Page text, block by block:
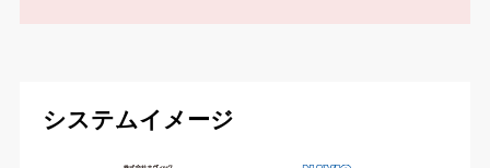
システムイメージ